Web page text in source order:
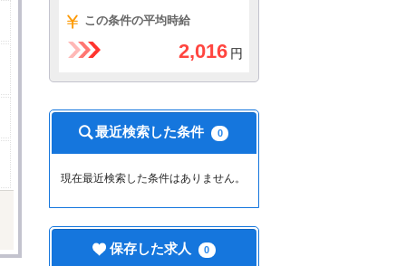
この条件の平均時給
2,016 円
最近検索した条件 0
現在最近検索した条件はありません。
保存した求人 0